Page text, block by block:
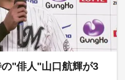
"俳人"山口航輝が3